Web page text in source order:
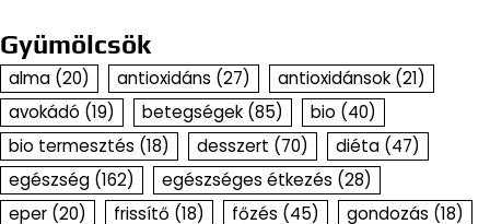
Gyümölcsök
alma (20) antioxidáns (27) antioxidánsok (21)
avokádó (19) betegségek (85) bio (40)
bio termesztés (18) desszert (70) diéta (47)
egészség (162) egészséges étkezés (28)
eper (20) frissítő (18) főzés (45) gondozás (18)